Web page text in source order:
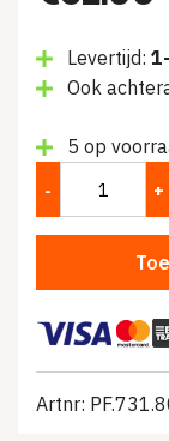
was:
€93.17.
is:
€61.00.
Levertijd:
Ook
5 op
Artnr: